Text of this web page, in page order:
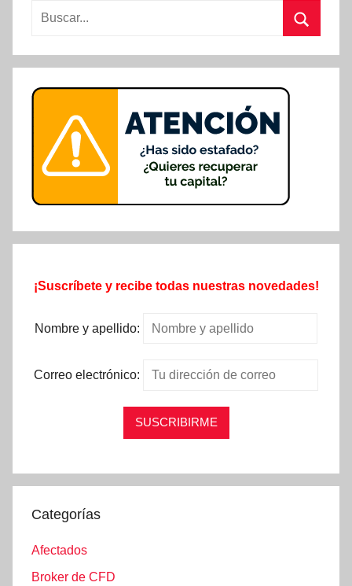
Buscar:
¡Suscríbete y recibe todas nuestras novedades!
Nombre y apellido:
Correo electrónico:
Categorías
Afectados
Broker de CFD